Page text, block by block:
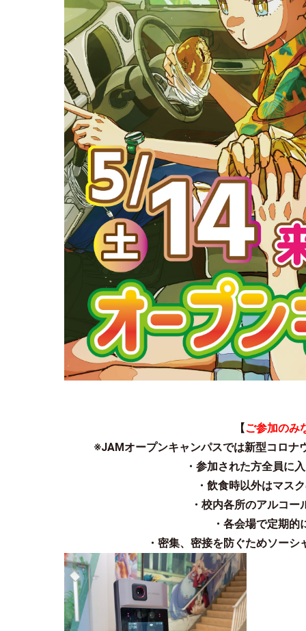
【ご参加のみ
※JAMオープンキャンパスでは新型コロナ
・参加された方全員に
・飲食時以外はマス
・校内各所のアルコ
・各会場で定期
・密集、密接を防ぐためソー